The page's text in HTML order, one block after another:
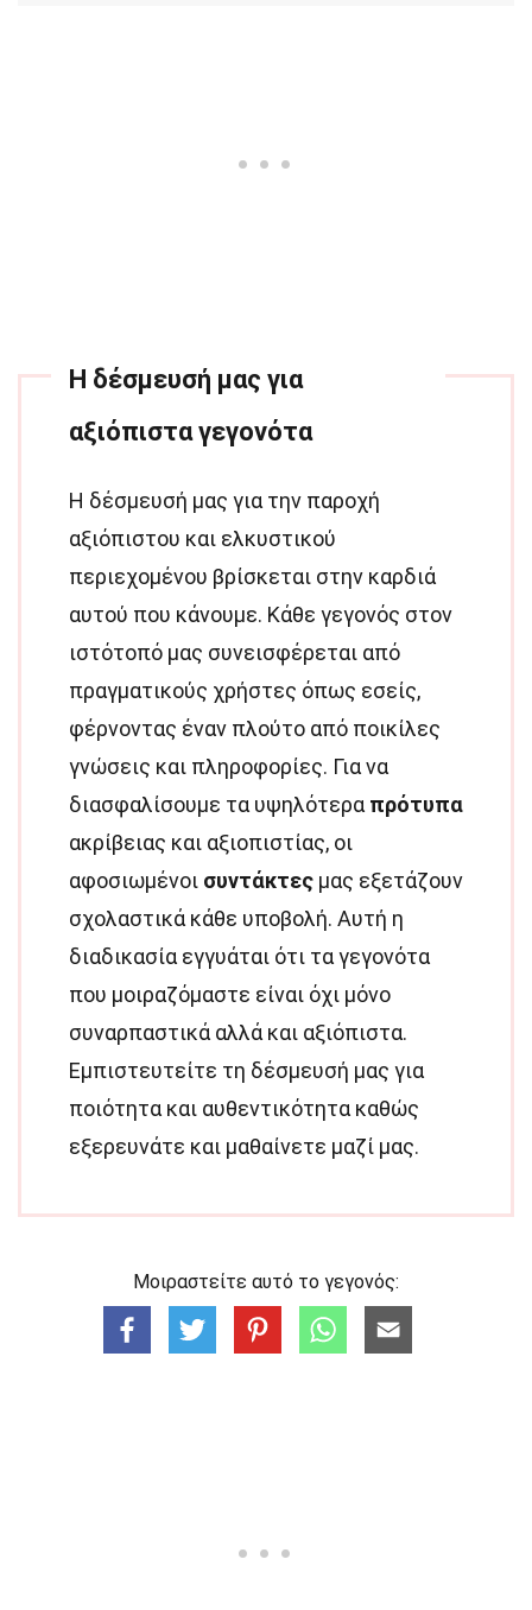
Η δέσμευσή μας για
αξιόπιστα γεγονότα
Η δέσμευσή μας για την παροχή
αξιόπιστου και ελκυστικού
περιεχομένου βρίσκεται στην καρδιά
αυτού που κάνουμε. Κάθε γεγονός στον
ιστότοπό μας συνεισφέρεται από
πραγματικούς χρήστες όπως εσείς,
φέρνοντας έναν πλούτο από ποικίλες
γνώσεις και πληροφορίες. Για να
διασφαλίσουμε τα υψηλότερα πρότυπα
ακρίβειας και αξιοπιστίας, οι
αφοσιωμένοι συντάκτες μας εξετάζουν
σχολαστικά κάθε υποβολή. Αυτή η
διαδικασία εγγυάται ότι τα γεγονότα
που μοιραζόμαστε είναι όχι μόνο
συναρπαστικά αλλά και αξιόπιστα.
Εμπιστευτείτε τη δέσμευσή μας για
ποιότητα και αυθεντικότητα καθώς
εξερευνάτε και μαθαίνετε μαζί μας.
Μοιραστείτε αυτό το γεγονός: